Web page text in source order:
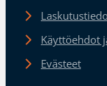
Käyttöehdot
Evästeet